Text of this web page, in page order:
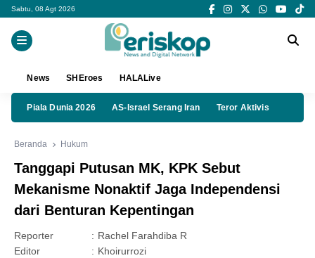
Sabtu, 08 Agt 2026
News SHEroes HALALive
Piala Dunia 2026 AS-Israel Serang Iran Teror Aktivis
Beranda Hukum
Tanggapi Putusan MK, KPK Sebut
Mekanisme Nonaktif Jaga Independensi
dari Benturan Kepentingan
Reporter : Rachel Farahdiba R
Editor
: Khoirurrozi